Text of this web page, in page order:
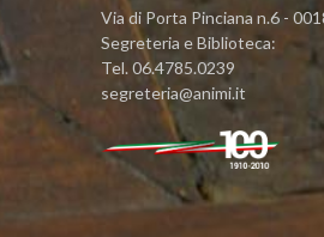
Via di Porta Pinciana n.6 -
Segreteria e Biblioteca:
Tel. 06.4785.0239
segreteria@animi.it